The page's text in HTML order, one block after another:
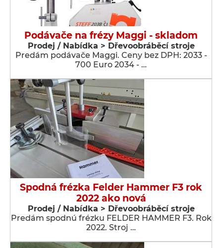
Podávače na frézy Maggi - skladom
Prodej / Nabídka > Dřevoobráběcí stroje
Predám podávače Maggi. Ceny bez DPH: 2033 -
700 Euro 2034 - …
Spodná frézka Felder Hammer F3 rok
2022 ako nová
Prodej / Nabídka > Dřevoobráběcí stroje
Predám spodnú frézku FELDER HAMMER F3. Rok
2022. Stroj …